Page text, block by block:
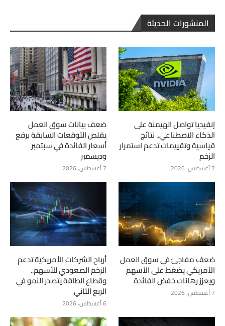
المنشورات الحديثة
إنفيديا تواصل الهيمنة على
الذكاء الاصطناعي.. نتائج
قياسية وتقييمات تدعم استمرار
الزخم
7 أغسطس، 2026
ضعف بيانات سوق العمل
يقلص التوقعات السابقة برفع
أسعار الفائدة في سبتمبر
وديسمبر
7 أغسطس، 2026
ضعف مفاجئ في سوق العمل
الأمريكي يضغط على الأسهم
ويعزز رهانات خفض الفائدة
7 أغسطس، 2026
أرباح الشركات الأمريكية تدعم
الزخم الصعودي للأسهم..
وقطاع الطاقة يتصدر النمو في
الربع الثاني
6 أغسطس، 2026